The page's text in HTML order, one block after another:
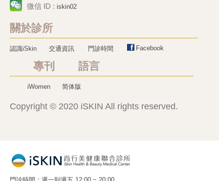
微信 ID : iskin02
關於診所
認識iSkin 交通資訊 門診時間 Facebook
專刊 語言
iWomen 简体版
Copyright © 2020 iSKIN All rights reserved.